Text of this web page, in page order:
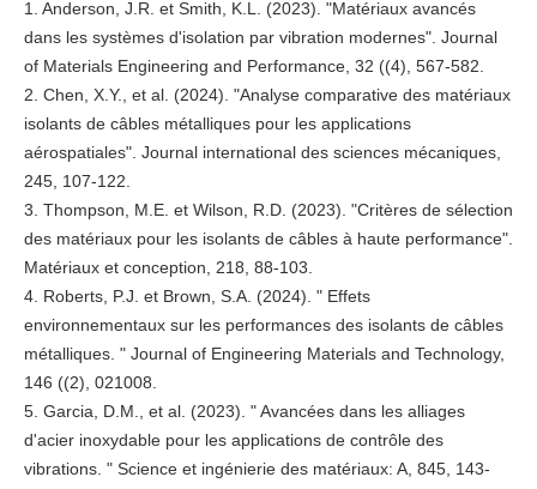
1. Anderson, J.R. et Smith, K.L. (2023). "Matériaux avancés
dans les systèmes d'isolation par vibration modernes". Journal
of Materials Engineering and Performance, 32 ((4), 567-582.
2. Chen, X.Y., et al. (2024). "Analyse comparative des matériaux
isolants de câbles métalliques pour les applications
aérospatiales". Journal international des sciences mécaniques,
245, 107-122.
3. Thompson, M.E. et Wilson, R.D. (2023). "Critères de sélection
des matériaux pour les isolants de câbles à haute performance".
Matériaux et conception, 218, 88-103.
4. Roberts, P.J. et Brown, S.A. (2024). " Effets
environnementaux sur les performances des isolants de câbles
métalliques. " Journal of Engineering Materials and Technology,
146 ((2), 021008.
5. Garcia, D.M., et al. (2023). " Avancées dans les alliages
d'acier inoxydable pour les applications de contrôle des
vibrations. " Science et ingénierie des matériaux: A, 845, 143-